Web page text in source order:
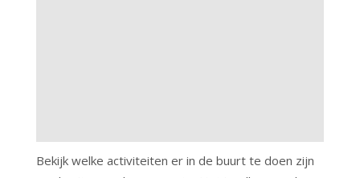
Bekijk welke activiteiten er in de buurt te doen zijn